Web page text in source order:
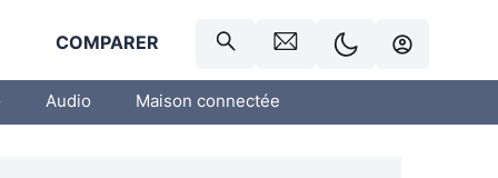
COMPARER
Audio Maison connectée